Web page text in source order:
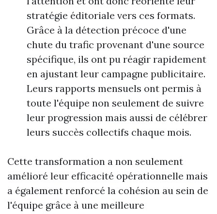
stratégie éditoriale vers ces formats.
Grâce à la détection précoce d'une
chute du trafic provenant d'une source
spécifique, ils ont pu réagir rapidement
en ajustant leur campagne publicitaire.
Leurs rapports mensuels ont permis à
toute l'équipe non seulement de suivre
leur progression mais aussi de célébrer
leurs succès collectifs chaque mois.
Cette transformation a non seulement
amélioré leur efficacité opérationnelle mais
a également renforcé la cohésion au sein de
l'équipe grâce à une meilleure